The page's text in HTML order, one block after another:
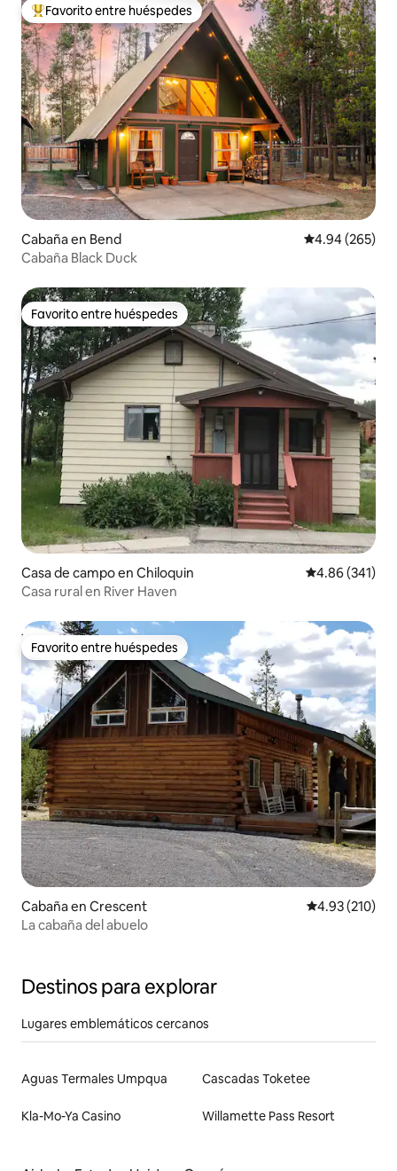
De los mejores en Favorito entre huéspedes
Favorito entre huéspedes
Cabaña en Bend Calificación
4.94 (265)
Cabaña Black Duck
Favorito entre huéspedes
Favorito entre huéspedes
Casa de campo en Chiloquin Calificación
4.86 (341)
Casa rural en River Haven
Favorito entre huéspedes
Favorito entre huéspedes
Cabaña en Crescent Calificación
4.93 (210)
La cabaña del abuelo
Destinos para explorar
Lugares emblemáticos cercanos
Aguas Termales Umpqua Cascadas Toketee
Kla-Mo-Ya Casino Willamette Pass Resort